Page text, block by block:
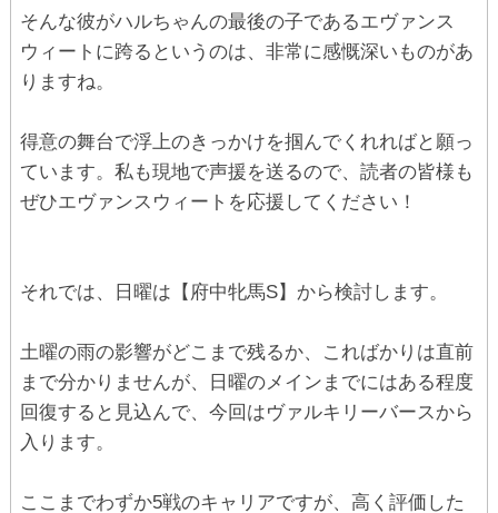
そんな彼がハルちゃんの最後の子であるエヴァンス
ウィートに跨るというのは、非常に感慨深いものがあ
りますね。
得意の舞台で浮上のきっかけを掴んでくれればと願っ
ています。私も現地で声援を送るので、読者の皆様も
ぜひエヴァンスウィートを応援してください！
それでは、日曜は【府中牝馬S】から検討します。
土曜の雨の影響がどこまで残るか、こればかりは直前
まで分かりませんが、日曜のメインまでにはある程度
回復すると見込んで、今回はヴァルキリーバースから
入ります。
ここまでわずか5戦のキャリアですが、高く評価した